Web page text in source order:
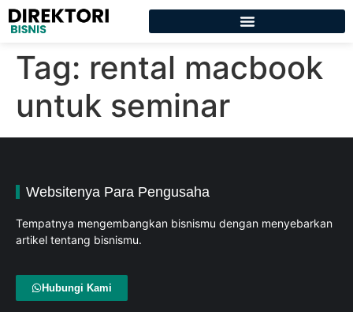
Tag: rental macbook
untuk seminar
Websitenya Para Pengusaha
Tempatnya mengembangkan bisnismu dengan menyebarkan
artikel tentang bisnismu.
Hubungi Kami